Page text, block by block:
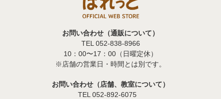
お問い合わせ（通販について）
TEL 052-838-8966
10：00〜17：00（日曜定休）
※店舗の営業日・時間とは別です。
お問い合わせ（店舗、教室について）
TEL 052-892-6075